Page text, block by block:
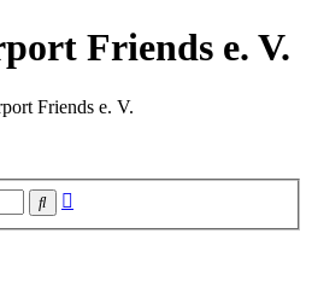
Friends e. V.
Friends e. V.
Suche